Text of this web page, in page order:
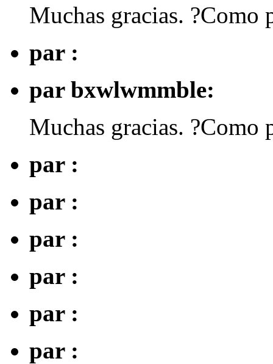
Muchas gracias. ?Como
par :
par bxwlwmmble:
Muchas gracias. ?Como
par :
par :
par :
par :
par :
par :